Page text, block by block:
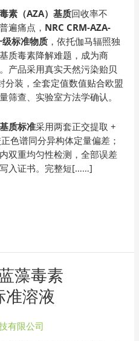
素（AZA）基质回收率不
遍痛点， NRC CRM-AZA-
标准物质 ，依托伽马辐照独
质毒素降解难题，成为商
产品采用真实天然污染贻贝
分装，全套定值数值贴合欧盟
筛查、实验室方法学确认。
质标准采用两套正交提取 +
色谱同分异构体定量偏差；
双重均匀性检测，全部误差
入证书。完整短[……]
藻毒素
准溶液
有限公司